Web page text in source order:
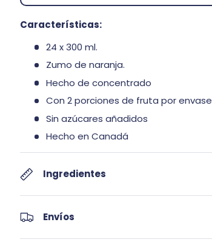
Características:
24 x 300 ml.
Zumo de naranja.
Hecho de concentrado
Con 2 porciones de fruta por envase
Sin azúcares añadidos
Hecho en Canadá
Ingredientes
Envíos